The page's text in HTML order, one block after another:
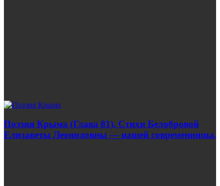
Поэзия Крыма (Глава 81). Стихи Белобровой
Елизаветы Леонидовны — нашей современницы.